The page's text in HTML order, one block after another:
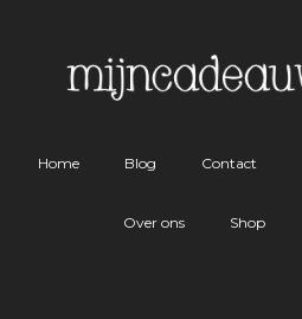
Home Blog Contact
Over ons Shop